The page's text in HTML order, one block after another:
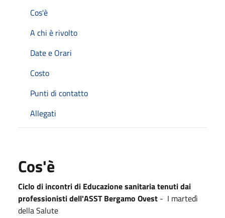
Cos'è
A chi è rivolto
Date e Orari
Costo
Punti di contatto
Allegati
Cos'è
Ciclo di incontri di Educazione sanitaria tenuti dai
professionisti dell'ASST Bergamo Ovest - I martedì
della Salute